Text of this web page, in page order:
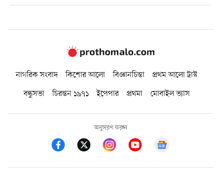
নাগরিক সংবাদ কিশোর আলো বিজ্ঞানচিন্তা
প্রথম আলো ট্রাস্ট
বন্ধুসভা
চিরন্তন ১৯৭১ ইপেপার প্রথমা মোবাইল ভ্যাস
অনুসরণ করুন